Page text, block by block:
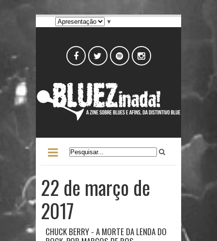
▼
22 de março de
2017
CHUCK BERRY - A MORTE DA LENDA DO